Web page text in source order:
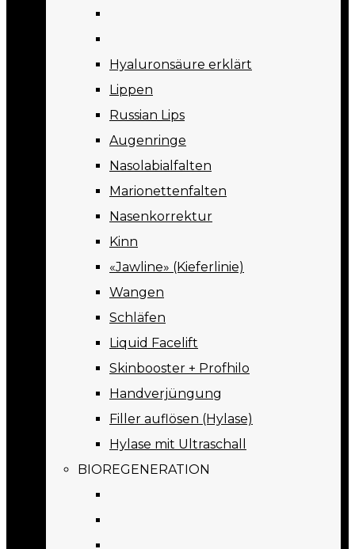
Hyaluronsäure erklärt
Lippen
Russian Lips
Augenringe
Nasolabialfalten
Marionettenfalten
Nasenkorrektur
Kinn
«Jawline» (Kieferlinie)
Wangen
Schläfen
Liquid Facelift
Skinbooster + Profhilo
Handverjüngung
Filler auflösen (Hylase)
Hylase mit Ultraschall
BIOREGENERATION